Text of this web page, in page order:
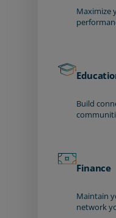
Maximize
Build
Finance
Maintain
network